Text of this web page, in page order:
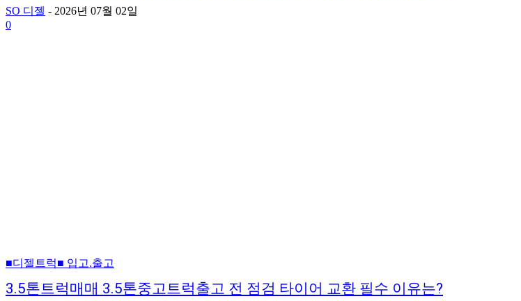
SO 디젤 - 2026년 07월 02일
0
■디젤트럭■ 입고.출고
3.5톤트럭매매 3.5톤중고트럭출고 전 점검 타이어 교환 필수 이유는?